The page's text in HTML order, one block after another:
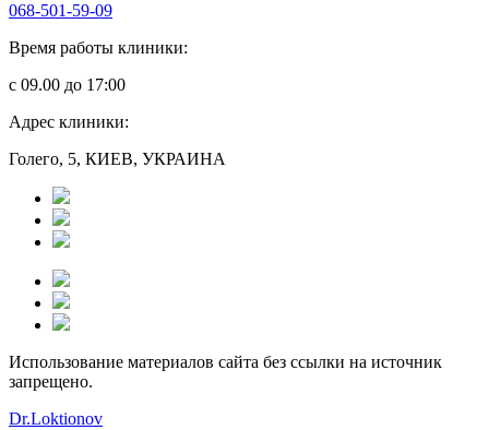
068-501-59-09
Время работы клиники:
с 09.00 до 17:00
Адрес клиники:
Голего, 5, КИЕВ, УКРАИНА
Использование материалов сайта без ссылки на источник
запрещено.
Dr.Loktionov